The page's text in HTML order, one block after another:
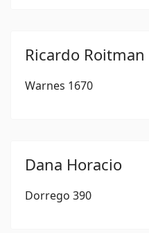
Ricardo Roitman
Warnes 1670
Dana Horacio
Dorrego 390